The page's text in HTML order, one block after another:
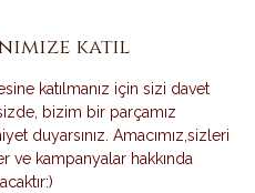
katıl
katılmanız için sizi davet
bizim bir parçamız
duyarsınız. Amacımız,sizleri
ve kampanyalar hakkında